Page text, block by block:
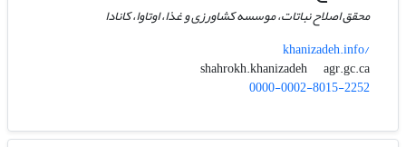
محقق اصلاح نباتات، موسسه کشاورزی و غذا، اوتاوا، کانادا
khanizadeh.info/
shahrokh.khanizadeh
agr.gc.ca
0000-0002-8015-2252